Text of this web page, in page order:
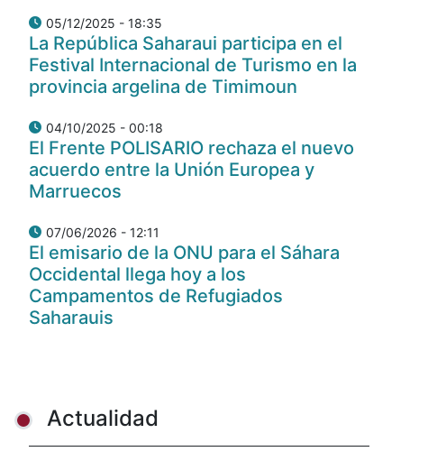
05/12/2025 - 18:35
La República Saharaui participa en el
Festival Internacional de Turismo en la
provincia argelina de Timimoun
04/10/2025 - 00:18
El Frente POLISARIO rechaza el nuevo
acuerdo entre la Unión Europea y
Marruecos
07/06/2026 - 12:11
El emisario de la ONU para el Sáhara
Occidental llega hoy a los
Campamentos de Refugiados
Saharauis
Actualidad